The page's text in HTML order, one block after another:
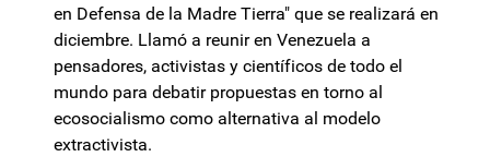
en Defensa de la Madre Tierra" que se realizará en
diciembre. Llamó a reunir en Venezuela a
pensadores, activistas y científicos de todo el
mundo para debatir propuestas en torno al
ecosocialismo como alternativa al modelo
extractivista.